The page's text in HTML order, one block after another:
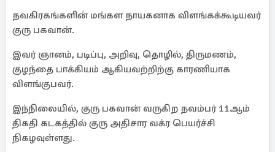
நவகிரகங்களின் மங்கள நாயகனாக விளங்கக்கூடியவர்
குரு பகவான்.
இவர் ஞானம், படிப்பு, அறிவு, தொழில், திருமணம்,
குழந்தை பாக்கியம் ஆகியவற்றிற்கு காரணியாக
விளங்குபவர்.
இந்நிலையில், குரு பகவான் வருகிற நவம்பர் 11ஆம்
திகதி கடகத்தில் குரு அதிசார வக்ர பெயர்ச்சி
நிகழவுள்ளது.